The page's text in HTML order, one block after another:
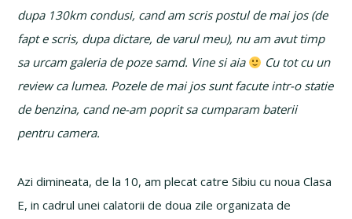
dupa 130km condusi, cand am scris postul de mai jos (de
fapt e scris, dupa dictare, de varul meu), nu am avut timp
sa urcam galeria de poze samd. Vine si aia
Cu tot cu un
review ca lumea. Pozele de mai jos sunt facute intr-o statie
de benzina, cand ne-am poprit sa cumparam baterii
pentru camera.
Azi dimineata, de la 10, am plecat catre Sibiu cu noua Clasa
E, in cadrul unei calatorii de doua zile organizata de